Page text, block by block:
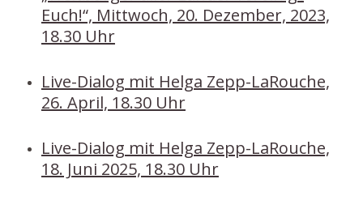
Euch!“, Mittwoch, 20. Dezember, 2023,
18.30 Uhr
Live-Dialog mit Helga Zepp-LaRouche,
26. April, 18.30 Uhr
Live-Dialog mit Helga Zepp-LaRouche,
18. Juni 2025, 18.30 Uhr